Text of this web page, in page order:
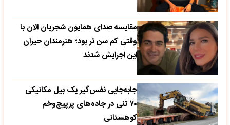
مقایسه صدای همایون شجریان الان با
وقتی کم سن تر بود؛ هنرمندان حیران
این اجرایش شدند
جابه‌جایی نفس‌گیر یک بیل مکانیکی
۷۰ تنی در جاده‌های پرپیچ‌وخم
کوهستانی